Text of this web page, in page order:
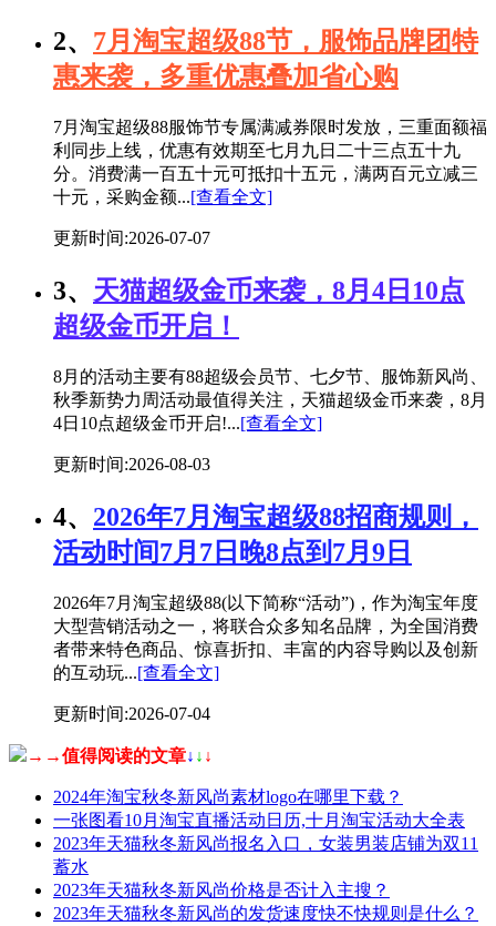
2、 7月淘宝超级88节，服饰品牌团特
惠来袭，多重优惠叠加省心购
7月淘宝超级88服饰节专属满减券限时发放，三重面额福
利同步上线，优惠有效期至七月九日二十三点五十九
分。消费满一百五十元可抵扣十五元，满两百元立减三
十元，采购金额...[查看全文]
更新时间:2026-07-07
3、 天猫超级金币来袭，8月4日10点
超级金币开启！
8月的活动主要有88超级会员节、七夕节、服饰新风尚、
秋季新势力周活动最值得关注，天猫超级金币来袭，8月
4日10点超级金币开启!...[查看全文]
更新时间:2026-08-03
4、 2026年7月淘宝超级88招商规则，
活动时间7月7日晚8点到7月9日
2026年7月淘宝超级88(以下简称“活动”)，作为淘宝年度
大型营销活动之一，将联合众多知名品牌，为全国消费
者带来特色商品、惊喜折扣、丰富的内容导购以及创新
的互动玩...[查看全文]
更新时间:2026-07-04
→→值得阅读的文章↓ ↓ ↓
2024年淘宝秋冬新风尚素材logo在哪里下载？
一张图看10月淘宝直播活动日历,十月淘宝活动大全表
2023年天猫秋冬新风尚报名入口，女装男装店铺为双11
蓄水
2023年天猫秋冬新风尚价格是否计入主搜？
2023年天猫秋冬新风尚的发货速度快不快规则是什么？